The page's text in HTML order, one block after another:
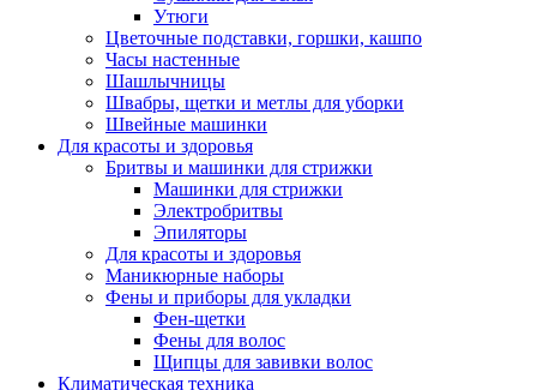
Утюги
Цветочные подставки, горшки, кашпо
Часы настенные
Шашлычницы
Швабры, щетки и метлы для уборки
Швейные машинки
Для красоты и здоровья
Бритвы и машинки для стрижки
Машинки для стрижки
Электробритвы
Эпиляторы
Для красоты и здоровья
Маникюрные наборы
Фены и приборы для укладки
Фен-щетки
Фены для волос
Щипцы для завивки волос
Климатическая техника